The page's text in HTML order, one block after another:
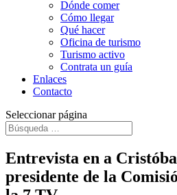
Dónde comer
Cómo llegar
Qué hacer
Oficina de turismo
Turismo activo
Contrata un guía
Enlaces
Contacto
Seleccionar página
Entrevista en a
presidente de la